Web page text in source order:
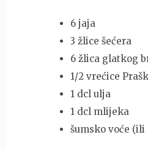
6 jaja
3 žlice šećera
6 žlica glatkog
1/2 vrećice
1 dcl ulja
1 dcl mlijeka
šumsko voće (ili